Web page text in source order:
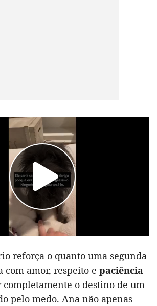
reforça o quanto uma segunda
com amor, respeito e paciência
o destino de um
pelo medo. Ana não apenas